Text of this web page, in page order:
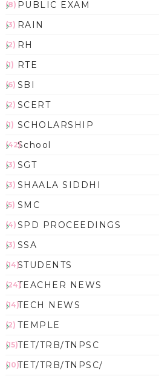
PUBLIC EXAM
(8)
RAIN
(3)
RH
(2)
RTE
(1)
SBI
(6)
SCERT
(2)
SCHOLARSHIP
(1)
School
(42)
SGT
(3)
SHAALA SIDDHI
(3)
SMC
(5)
SPD PROCEEDINGS
(4)
SSA
(3)
STUDENTS
(14)
TEACHER NEWS
(24)
TECH NEWS
(14)
TEMPLE
(2)
TET/TRB/TNPSC
(15)
TET/TRB/TNPSC/
(10)